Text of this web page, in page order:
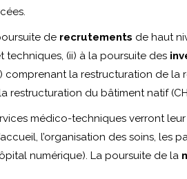
de recrutements de haut
techniques, (ii) à la poursuite des
comprenant la restructuration de la
restructuration du bâtiment natif
médico-techniques verront
l’organisation des soins,
numérique). La poursuite de la